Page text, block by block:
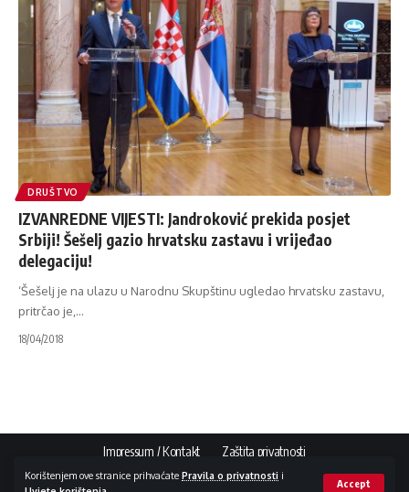
Korištenjem ove stranice prihvaćate Pravila o privatnosti i
Accept
DRUŠTVO
IZVANREDNE VIJESTI: Jandroković prekida posjet
Srbiji! Šešelj gazio hrvatsku zastavu i vrijeđao
delegaciju!
‘Šešelj je na ulazu u Narodnu Skupštinu ugledao hrvatsku zastavu,
pritrčao je, …
18/04/2018
Impressum / Kontakt Zaštita privatnosti